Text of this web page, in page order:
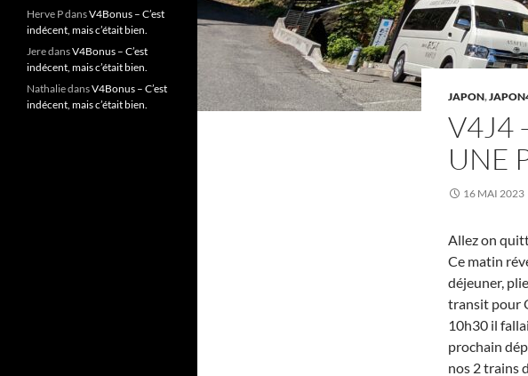
JAPON,
V4J4
UNE
16 MAI 2023
Allez on
Ce matin
déjeuner,
transit pour
10h30 il
prochain
nos 2 trains
Herve PdansV4Bonus – C’est
indécent, mais c’était bien.
JeredansV4Bonus – C’est
indécent, mais c’était bien.
NathaliedansV4Bonus – C’est
indécent, mais c’était bien.